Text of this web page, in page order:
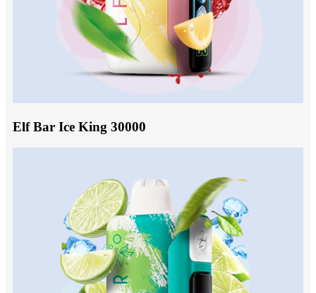
Elf Bar Ice King 30000